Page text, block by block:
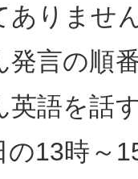
ありませ
発言の順
英語を話
の13時～